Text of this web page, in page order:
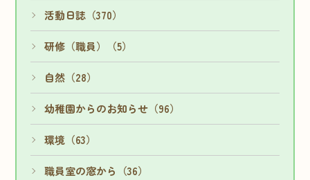
活動日誌（370）
研修（職員）（5）
自然（28）
幼稚園からのお知らせ（96）
環境（63）
職員室の窓から（36）